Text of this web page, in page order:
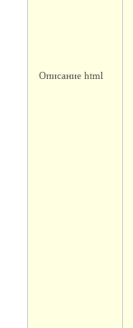
Описание html